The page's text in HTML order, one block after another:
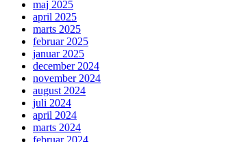
maj 2025
april 2025
marts 2025
februar 2025
januar 2025
december 2024
november 2024
august 2024
juli 2024
april 2024
marts 2024